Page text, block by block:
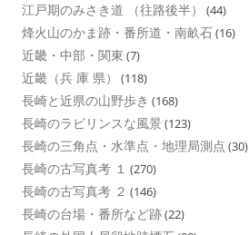
江戸期のみさき道 （往路後半） (44)
烽火山のかま跡・番所道・南畝石(16)
近畿・中部・関東 (7)
近畿（兵 庫 県） (118)
長崎と近県の山野歩き (168)
長崎のラビリンスな風景 (123)
長崎の三角点・水準点・地理局測点 (30)
長崎の古写真考 １ (270)
長崎の古写真考 ２ (146)
長崎の台場・番所など跡(22)